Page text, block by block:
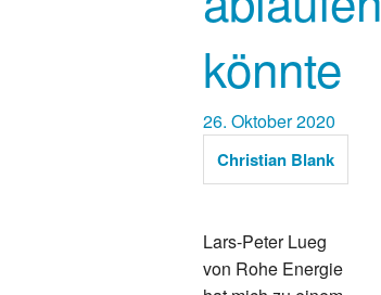
könnte
26. Oktober 2020
Christian Blank
Lars-Peter Lueg
von Rohe Energie